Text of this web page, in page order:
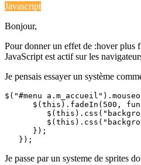
Javascript
Bonjour,
Pour donner un effet de :hover plus
JavaScript est actif sur les
Je pensais essayer un système
$("#menu
$(this).fadeIn(500,
      });
   });
Je passe par un systeme de sprites